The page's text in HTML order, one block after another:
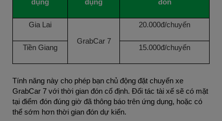
dụng
dụng
đón
Gia Lai
GrabCar 7
20.000đ/chuyến
Tiền Giang 15.000đ/chuyến
Tính năng này cho phép bạn chủ động đặt chuyến xe
GrabCar 7 với thời gian đón cố định. Đối tác tài xế sẽ có mặt
tại điểm đón đúng giờ đã thông báo trên ứng dụng, hoặc có
thể sớm hơn thời gian đón dự kiến.